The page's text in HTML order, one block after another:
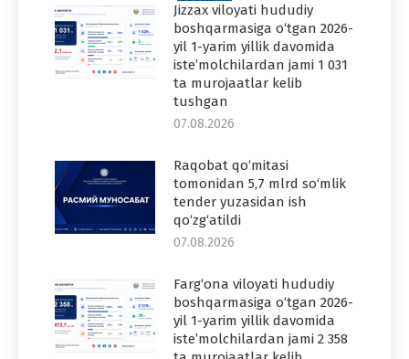
Jizzax viloyati hududiy
boshqarmasiga o‘tgan 2026-
yil 1-yarim yillik davomida
iste’molchilardan jami 1 031
ta murojaatlar kelib
tushgan
07.08.2026
Raqobat qo‘mitasi
tomonidan 5,7 mlrd so‘mlik
tender yuzasidan ish
qo‘zg‘atildi
07.08.2026
Farg‘ona viloyati hududiy
boshqarmasiga o‘tgan 2026-
yil 1-yarim yillik davomida
iste’molchilardan jami 2 358